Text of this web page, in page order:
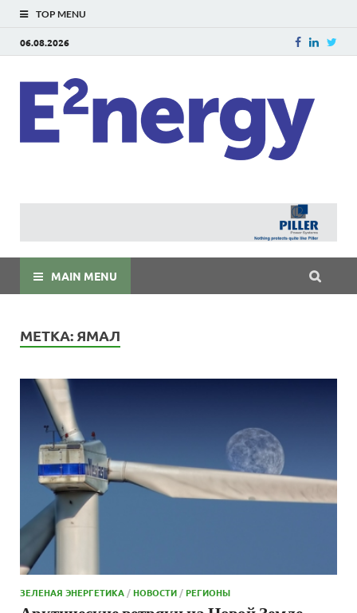
TOP MENU
06.08.2026
MAIN MENU
МЕТКА: ЯМАЛ
ЗЕЛЕНАЯ ЭНЕРГЕТИКА /НОВОСТИ /РЕГИОНЫ